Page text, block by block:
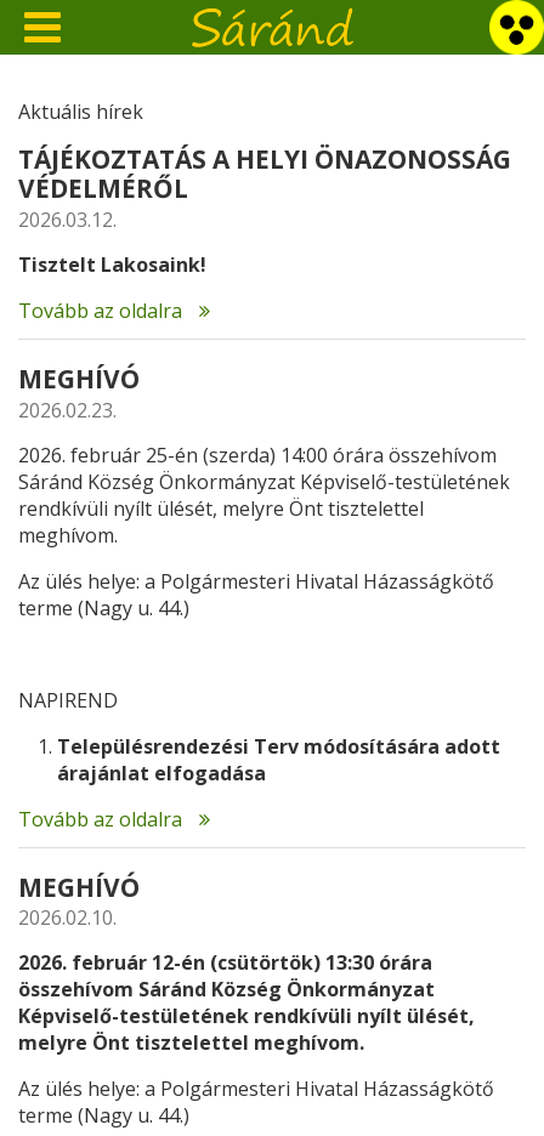
Aktuális hírek
TÁJÉKOZTATÁS A HELYI ÖNAZONOSSÁG
VÉDELMÉRŐL
2026.03.12.
Tisztelt Lakosaink!
Tovább az oldalra
MEGHÍVÓ
2026.02.23.
2026. február 25-én (szerda) 14:00 órára összehívom
Sáránd Község Önkormányzat Képviselő-testületének
rendkívüli nyílt ülését, melyre Önt tisztelettel
meghívom.
Az ülés helye: a Polgármesteri Hivatal Házasságkötő
terme (Nagy u. 44.)
NAPIREND
Településrendezési Terv módosítására adott
árajánlat elfogadása
Tovább az oldalra
MEGHÍVÓ
2026.02.10.
2026. február 12-én (csütörtök) 13:30 órára
összehívom Sáránd Község Önkormányzat
Képviselő-testületének rendkívüli nyílt ülését,
melyre Önt tisztelettel meghívom.
Az ülés helye: a Polgármesteri Hivatal Házasságkötő
terme (Nagy u. 44.)